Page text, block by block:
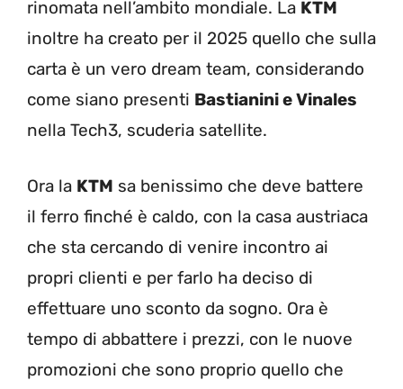
rinomata nell’ambito mondiale. La KTM
inoltre ha creato per il 2025 quello che sulla
carta è un vero dream team, considerando
come siano presenti Bastianini e Vinales
nella Tech3, scuderia satellite.
Ora la KTM sa benissimo che deve battere
il ferro finché è caldo, con la casa austriaca
che sta cercando di venire incontro ai
propri clienti e per farlo ha deciso di
effettuare uno sconto da sogno. Ora è
tempo di abbattere i prezzi, con le nuove
promozioni che sono proprio quello che